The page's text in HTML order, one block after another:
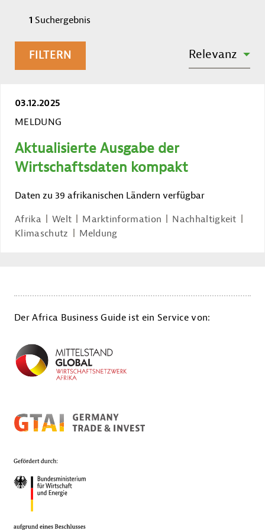
1 Suchergebnis
FILTERN Relevanz
03.12.2025
MELDUNG
Aktualisierte Ausgabe der
Wirtschaftsdaten kompakt
Daten zu 39 afrikanischen Ländern verfügbar
Afrika
Welt Marktinformation
Nachhaltigkeit
Klimaschutz
Meldung
Der Africa Business Guide ist ein Service von: